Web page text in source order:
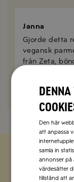
Janna
Gjorde detta
vegansk
från Zeta,
SVARA
Den här
att anpassa
samla in
annonser på
värdesätter
tillstånd att